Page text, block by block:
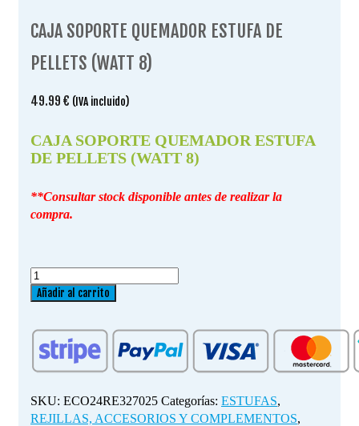
CAJA SOPORTE QUEMADOR ESTUFA DE
PELLETS (WATT 8)
49.99 € (IVA incluido)
CAJA SOPORTE QUEMADOR ESTUFA
DE PELLETS (WATT 8)
**Consultar stock disponible antes de realizar la
compra.
CAJA
SOPORTE
ESTUFA
DE
PELLETS
8)
cantidad
Añadir al carrito
SKU: ECO24RE327025 Categorías: ESTUFAS,
REJILLAS, ACCESORIOS Y COMPLEMENTOS,